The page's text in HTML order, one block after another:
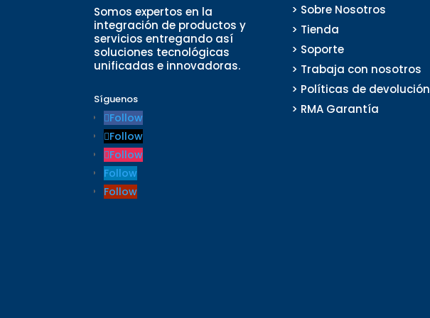
Somos expertos en la
integración de productos y
servicios entregando así
soluciones tecnológicas
unificadas e innovadoras.
Síguenos
Follow
Follow
Follow
Follow
Follow
> Sobre Nosotros
> Tienda
> Soporte
> Trabaja con nosotros
> Políticas de devolución
> RMA Garantía